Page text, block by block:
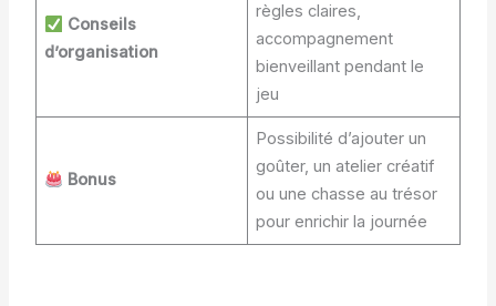
Conseils
d’organisation
règles claires,
accompagnement
bienveillant pendant le
jeu
Bonus
Possibilité d’ajouter un
goûter, un atelier créatif
ou une chasse au trésor
pour enrichir la journée